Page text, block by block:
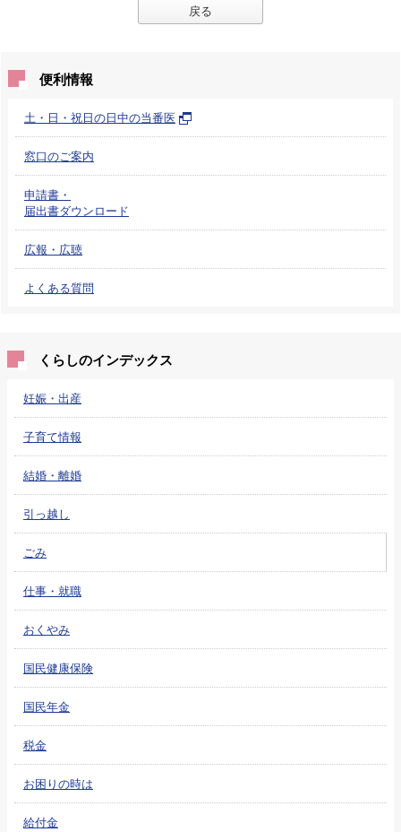
戻る
便利情報
土・日・祝日の日中の当番医
窓口のご案内
申請書・
届出書ダウンロード
広報・広聴
よくある質問
くらしのインデックス
妊娠・出産
子育て情報
結婚・離婚
引っ越し
ごみ
仕事・就職
おくやみ
国民健康保険
国民年金
税金
お困りの時は
給付金